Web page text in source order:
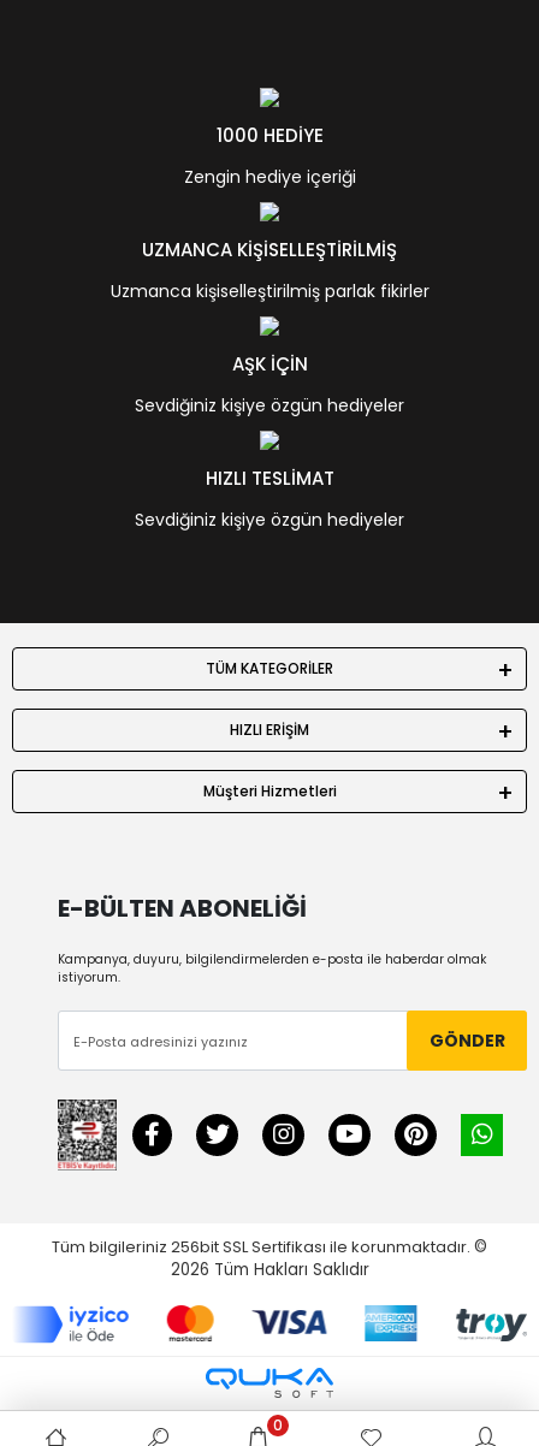
1000 HEDİYE
Zengin hediye içeriği
UZMANCA KİŞİSELLEŞTİRİLMİŞ
Uzmanca kişiselleştirilmiş parlak fikirler
AŞK İÇİN
Sevdiğiniz kişiye özgün hediyeler
HIZLI TESLİMAT
Sevdiğiniz kişiye özgün hediyeler
TÜM KATEGORİLER
HIZLI ERİŞİM
Müşteri Hizmetleri
E-BÜLTEN ABONELİĞİ
Kampanya, duyuru, bilgilendirmelerden e-posta ile haberdar olmak
istiyorum.
GÖNDER
Tüm bilgileriniz 256bit SSL Sertifikası ile korunmaktadır. ©
2026 Tüm Hakları Saklıdır
0